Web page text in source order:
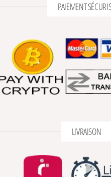
PAIEMENT
LIVRAISON